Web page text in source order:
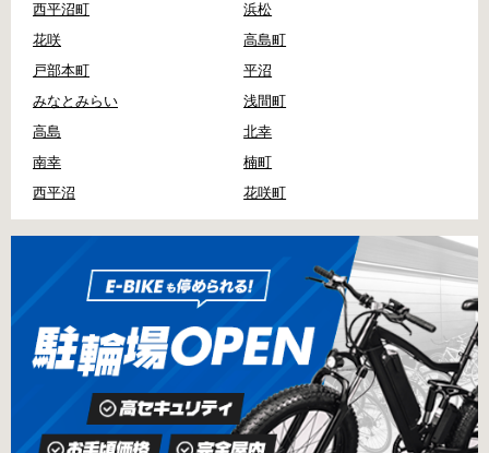
西平沼町
浜松
花咲
高島町
戸部本町
平沼
みなとみらい
浅間町
高島
北幸
南幸
楠町
西平沼
花咲町